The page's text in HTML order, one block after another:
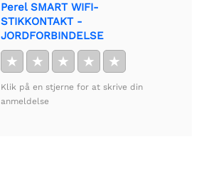
Perel SMART WIFI-
STIKKONTAKT -
JORDFORBINDELSE
★ ★ ★ ★ ★
Klik på en stjerne for at skrive din
anmeldelse